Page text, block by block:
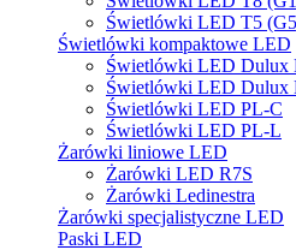
Świetlówki LED T5
Świetlówki kompaktowe LED
Świetlówki LED Dulux
Świetlówki LED Dulux
Świetlówki LED PL-C
Świetlówki LED PL-L
Żarówki liniowe LED
Żarówki LED R7S
Żarówki Ledinestra
Żarówki specjalistyczne LED
Paski LED